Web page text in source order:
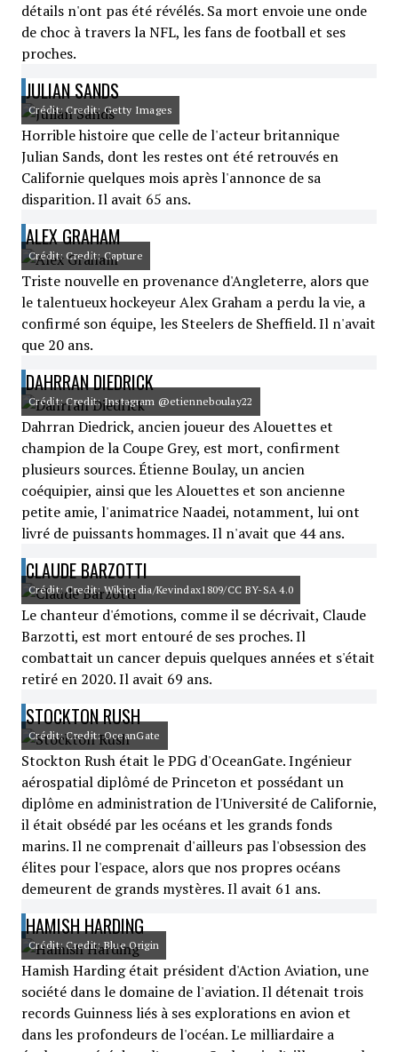
détails n'ont pas été révélés. Sa mort envoie une onde
de choc à travers la NFL, les fans de football et ses
proches.
JULIAN SANDS
Crédit: Credit: Getty Images
Horrible histoire que celle de l'acteur britannique
Julian Sands, dont les restes ont été retrouvés en
Californie quelques mois après l'annonce de sa
disparition. Il avait 65 ans.
ALEX GRAHAM
Crédit: Credit: Capture
Triste nouvelle en provenance d'Angleterre, alors que
le talentueux hockeyeur Alex Graham a perdu la vie, a
confirmé son équipe, les Steelers de Sheffield. Il n'avait
que 20 ans.
DAHRRAN DIEDRICK
Crédit: Credit: Instagram @etienneboulay22
Dahrran Diedrick, ancien joueur des Alouettes et
champion de la Coupe Grey, est mort, confirment
plusieurs sources. Étienne Boulay, un ancien
coéquipier, ainsi que les Alouettes et son ancienne
petite amie, l'animatrice Naadei, notamment, lui ont
livré de puissants hommages. Il n'avait que 44 ans.
CLAUDE BARZOTTI
Crédit: Credit: Wikipedia/Kevindax1809/CC BY-SA 4.0
Le chanteur d'émotions, comme il se décrivait, Claude
Barzotti, est mort entouré de ses proches. Il
combattait un cancer depuis quelques années et s'était
retiré en 2020. Il avait 69 ans.
STOCKTON RUSH
Crédit: Credit: OceanGate
Stockton Rush était le PDG d'OceanGate. Ingénieur
aérospatial diplômé de Princeton et possédant un
diplôme en administration de l'Université de Californie,
il était obsédé par les océans et les grands fonds
marins. Il ne comprenait d'ailleurs pas l'obsession des
élites pour l'espace, alors que nos propres océans
demeurent de grands mystères. Il avait 61 ans.
HAMISH HARDING
Crédit: Credit: Blue Origin
Hamish Harding était président d'Action Aviation, une
société dans le domaine de l'aviation. Il détenait trois
records Guinness liés à ses explorations en avion et
dans les profondeurs de l'océan. Le milliardaire a